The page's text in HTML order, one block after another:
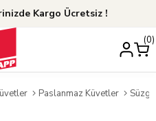
Kargo Ücretsiz !
0
Paslanmaz Küvetler